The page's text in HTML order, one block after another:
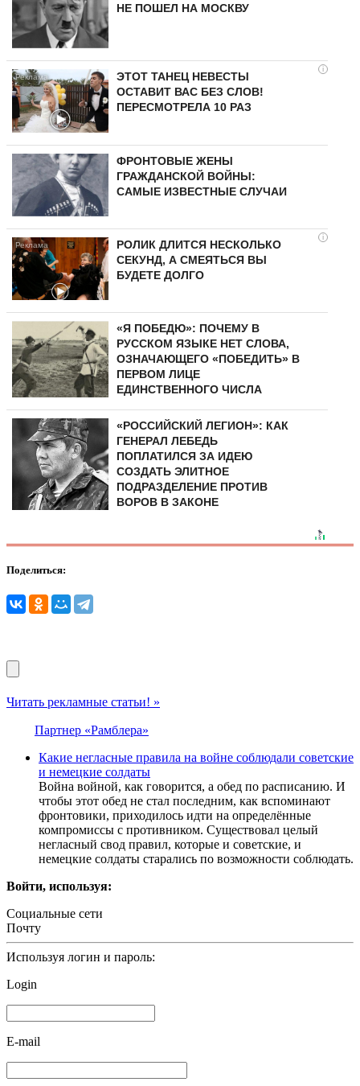
НЕ ПОШЕЛ НА МОСКВУ
i
ЭТОТ ТАНЕЦ НЕВЕСТЫ
ОСТАВИТ ВАС БЕЗ СЛОВ!
ПЕРЕСМОТРЕЛА 10 РАЗ
ФРОНТОВЫЕ ЖЕНЫ
ГРАЖДАНСКОЙ ВОЙНЫ:
САМЫЕ ИЗВЕСТНЫЕ СЛУЧАИ
i
РОЛИК ДЛИТСЯ НЕСКОЛЬКО
СЕКУНД, А СМЕЯТЬСЯ ВЫ
БУДЕТЕ ДОЛГО
«Я ПОБЕДЮ»: ПОЧЕМУ В
РУССКОМ ЯЗЫКЕ НЕТ СЛОВА,
ОЗНАЧАЮЩЕГО «ПОБЕДИТЬ» В
ПЕРВОМ ЛИЦЕ
ЕДИНСТВЕННОГО ЧИСЛА
«РОССИЙСКИЙ ЛЕГИОН»: КАК
ГЕНЕРАЛ ЛЕБЕДЬ
ПОПЛАТИЛСЯ ЗА ИДЕЮ
СОЗДАТЬ ЭЛИТНОЕ
ПОДРАЗДЕЛЕНИЕ ПРОТИВ
ВОРОВ В ЗАКОНЕ
Поделиться:
Читать рекламные статьи! »
Партнер «Рамблера»
Какие негласные правила на войне соблюдали советские
и немецкие солдаты
Война войной, как говорится, а обед по расписанию. И
чтобы этот обед не стал последним, как вспоминают
фронтовики, приходилось идти на определённые
компромиссы с противником. Существовал целый
негласный свод правил, которые и советские, и
немецкие солдаты старались по возможности соблюдать.
Войти, используя:
Социальные сети
Почту
Используя логин и пароль:
Login
E-mail